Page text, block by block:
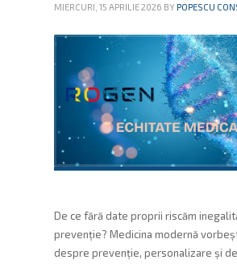
MIERCURI, 15 APRILIE 2026 BY POPESCU
De ce fără date proprii riscăm
prevenție? Medicina modernă
despre prevenție, personalizare și